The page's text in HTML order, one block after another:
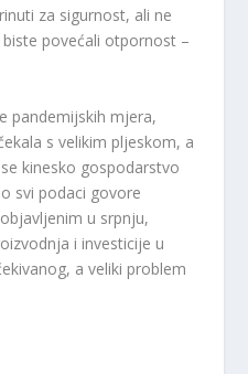
za sigurnost, ali ne
povećali otpornost –
pandemijskih mjera,
s velikim pljeskom, a
kinesko gospodarstvo
svi podaci govore
u srpnju,
i investicije u
a veliki problem